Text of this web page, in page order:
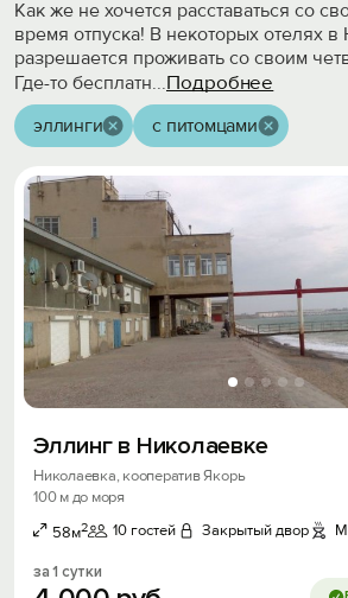
Как же не хочется расставаться со
время отпуска! В некоторых отелях
разрешается проживать со своим
Где-то бесплатн...Подробнее
эллинги с питомцами
Эллинг в Николаевке
Николаевка, кооператив Якорь
100 м до моря
58м2 10 гостей Закрытый двор
за 1 сутки